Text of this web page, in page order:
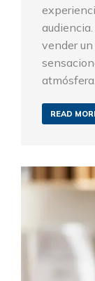
vender
atmósfera…
READ